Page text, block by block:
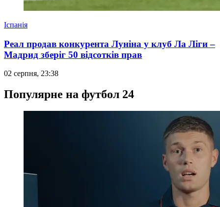
Іспанія
Реал продав конкурента Луніна у клуб Ла Ліги –
Мадрид зберіг 50 відсотків прав
02 серпня, 23:38
Популярне на футбол 24